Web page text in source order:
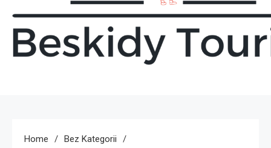
Home
Bez Kategorii